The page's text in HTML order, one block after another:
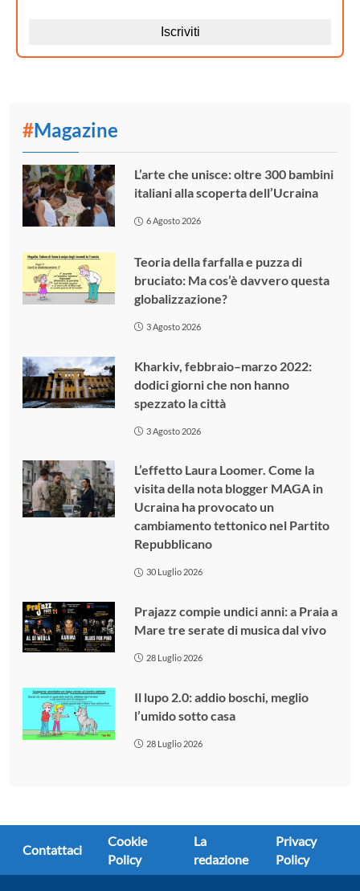
#Magazine
L’arte che unisce: oltre 300 bambini
italiani alla scoperta dell’Ucraina
6 Agosto 2026
Teoria della farfalla e puzza di
bruciato: Ma cos’è davvero questa
globalizzazione?
3 Agosto 2026
Kharkiv, febbraio–marzo 2022:
dodici giorni che non hanno
spezzato la città
3 Agosto 2026
L’effetto Laura Loomer. Come la
visita della nota blogger MAGA in
Ucraina ha provocato un
cambiamento tettonico nel Partito
Repubblicano
30 Luglio 2026
Prajazz compie undici anni: a Praia a
Mare tre serate di musica dal vivo
28 Luglio 2026
Il lupo 2.0: addio boschi, meglio
l’umido sotto casa
28 Luglio 2026
Contattaci
Cookie
Policy
La
redazione
Privacy
Policy